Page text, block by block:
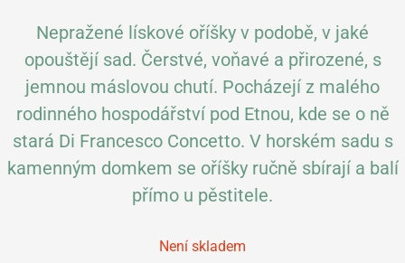
Nepražené lískové oříšky v podobě, v jaké
opouštějí sad. Čerstvé, voňavé a přirozené, s
jemnou máslovou chutí. Pocházejí z malého
rodinného hospodářství pod Etnou, kde se o ně
stará Di Francesco Concetto. V horském sadu s
kamenným domkem se oříšky ručně sbírají a balí
přímo u pěstitele.
Není skladem